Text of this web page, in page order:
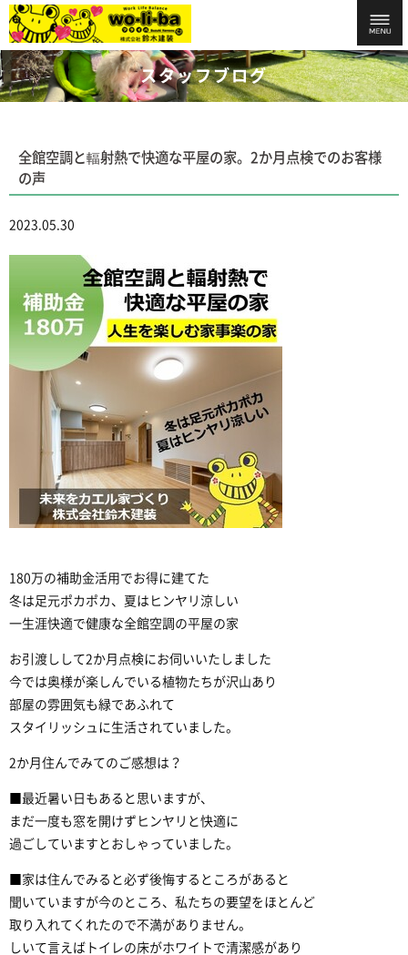
スタッフブログ
全館空調と輻射熱で快適な平屋の家。2か月点検でのお客様
の声
2023.05.30
180万の補助金活用でお得に建てた
冬は足元ポカポカ、夏はヒンヤリ涼しい
一生涯快適で健康な全館空調の平屋の家
お引渡しして2か月点検にお伺いいたしました
今では奥様が楽しんでいる植物たちが沢山あり
部屋の雰囲気も緑であふれて
スタイリッシュに生活されていました。
2か月住んでみてのご感想は？
■最近暑い日もあると思いますが、
まだ一度も窓を開けずヒンヤリと快適に
過ごしていますとおしゃっていました。
■家は住んでみると必ず後悔するところがあると
聞いていますが今のところ、私たちの要望をほとんど
取り入れてくれたので不満がありません。
しいて言えばトイレの床がホワイトで清潔感があり